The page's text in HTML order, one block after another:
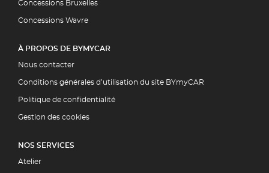
Concessions Bruxelles
Concessions Wavre
À PROPOS DE BYMYCAR
Nous contacter
Conditions générales d’utilisation du site BYmyCAR
Politique de confidentialité
Gestion des cookies
NOS SERVICES
Atelier